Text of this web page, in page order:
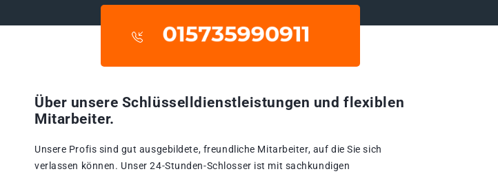
Über unsere Schlüsselldienstleistungen und flexiblen
Mitarbeiter.
Unsere Profis sind gut ausgebildete, freundliche Mitarbeiter, auf die Sie sich
verlassen können. Unser 24-Stunden-Schlosser ist mit sachkundigen